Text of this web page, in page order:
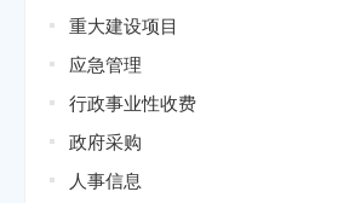
重大建设项目
应急管理
行政事业性收费
政府采购
人事信息